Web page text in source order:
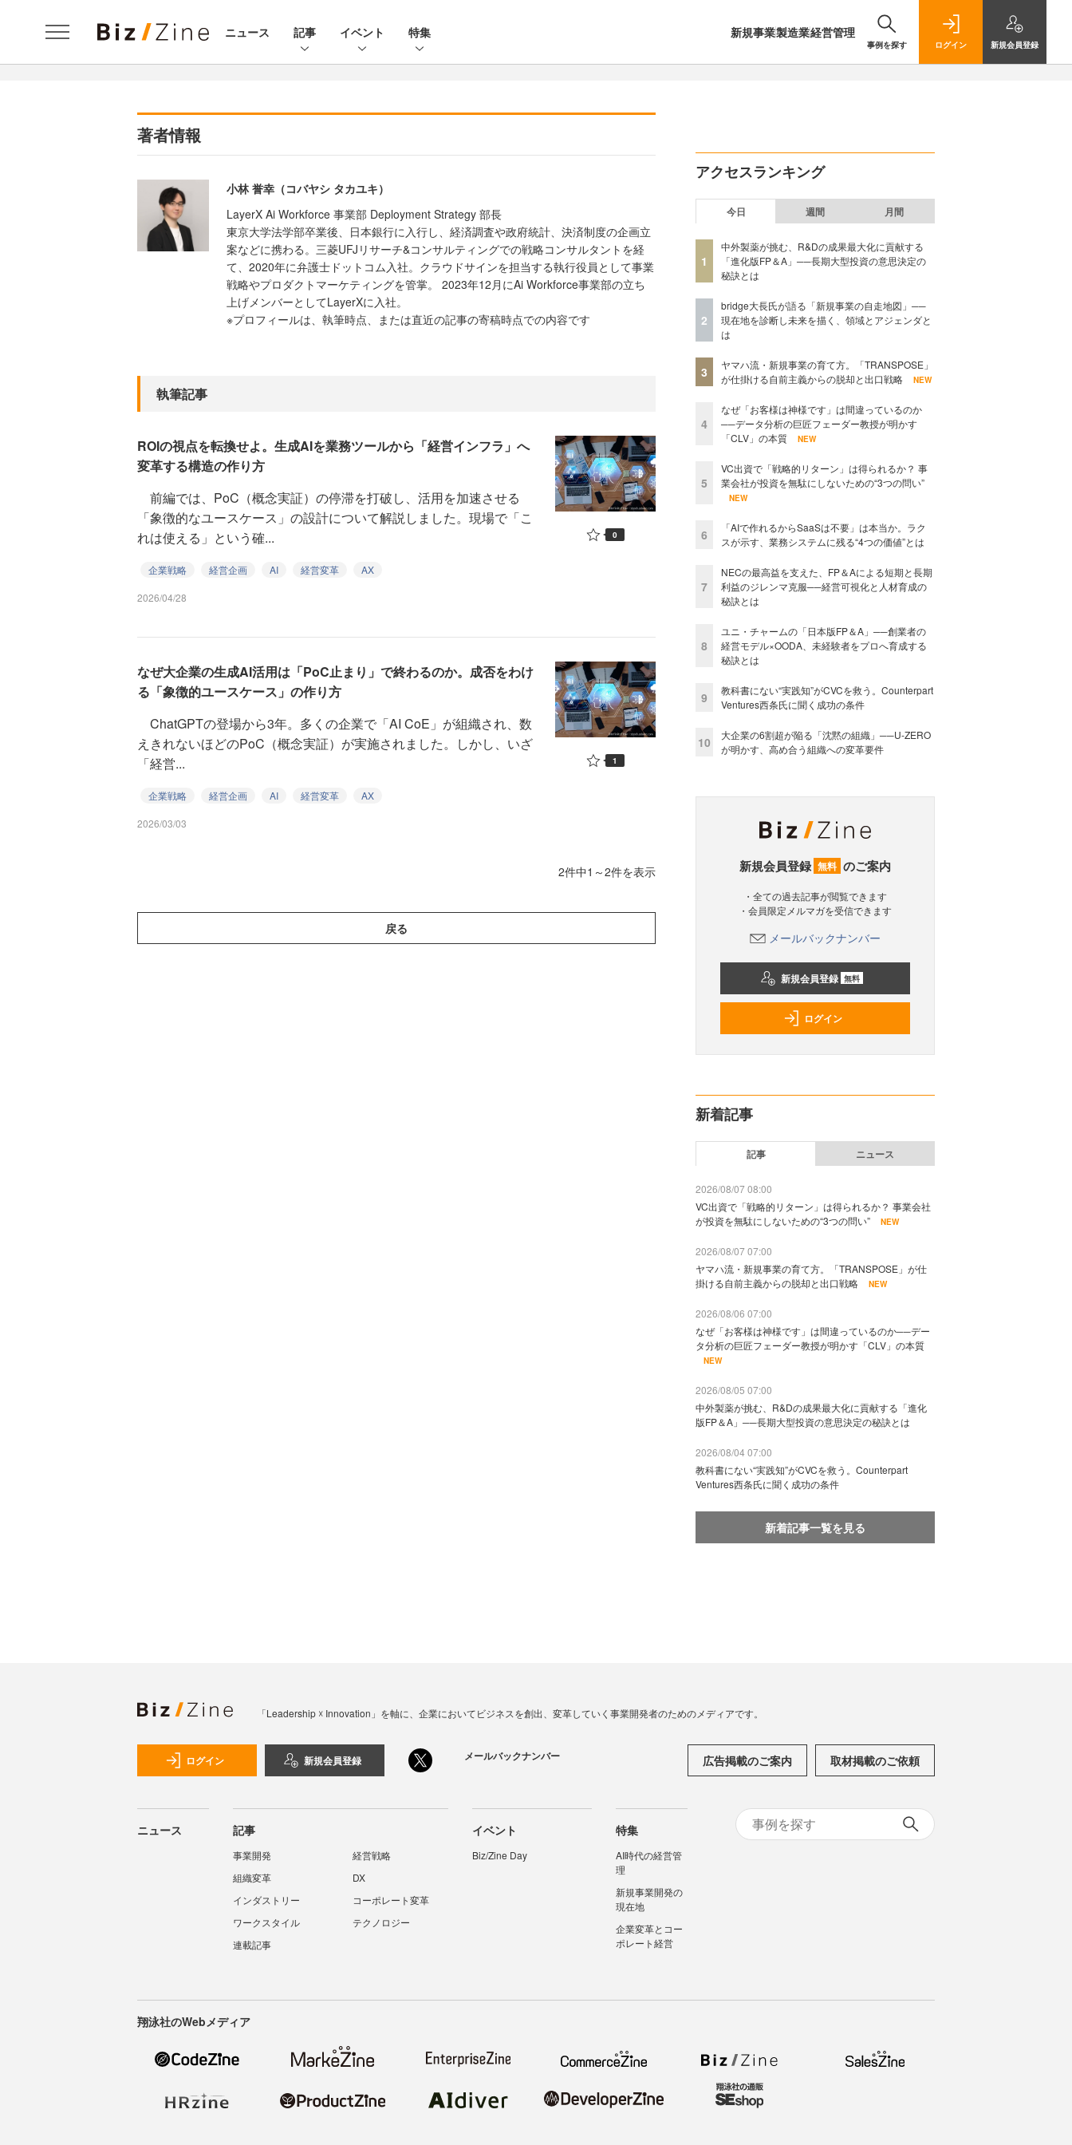
ニュース 記事 イベント 特集 新規事業製造業経営管理
事例を探す ログイン 新規会員登録
著者情報
小林 誉幸（コバヤシ タカユキ）
LayerX Ai Workforce 事業部 Deployment Strategy 部長
東京大学法学部卒業後、日本銀行に入行し、経済調査や政府統計、決済制度の企画立
案などに携わる。三菱UFJリサーチ&コンサルティングでの戦略コンサルタントを経
て、2020年に弁護士ドットコム入社。クラウドサインを担当する執行役員として事業
戦略やプロダクトマーケティングを管掌。 2023年12月にAi Workforce事業部の立ち
上げメンバーとしてLayerXに入社。
※プロフィールは、執筆時点、または直近の記事の寄稿時点での内容です
執筆記事
ROIの視点を転換せよ。生成AIを業務ツールから「経営インフラ」へ
変革する構造の作り方
前編では、PoC（概念実証）の停滞を打破し、活用を加速させる
「象徴的なユースケース」の設計について解説しました。現場で「こ
れは使える」という確...
企業戦略 経営企画 AI 経営変革 AX
2026/04/28
0
なぜ大企業の生成AI活用は「PoC止まり」で終わるのか。成否をわけ
る「象徴的ユースケース」の作り方
ChatGPTの登場から3年。多くの企業で「AI CoE」が組織され、数
えきれないほどのPoC（概念実証）が実施されました。しかし、いざ
「経営...
企業戦略 経営企画 AI 経営変革 AX
2026/03/03
1
2件中1～2件を表示
戻る
アクセスランキング
今日 週間 月間
1
中外製薬が挑む、R&Dの成果最大化に貢献する
「進化版FP＆A」──長期大型投資の意思決定の
秘訣とは
2
bridge大長氏が語る「新規事業の自走地図」──
現在地を診断し未来を描く、領域とアジェンダと
は
3
ヤマハ流・新規事業の育て方。「TRANSPOSE」
が仕掛ける自前主義からの脱却と出口戦略
NEW
4
なぜ「お客様は神様です」は間違っているのか
──データ分析の巨匠フェーダー教授が明かす
「CLV」の本質
NEW
5
VC出資で「戦略的リターン」は得られるか？ 事
業会社が投資を無駄にしないための“3つの問い”
NEW
6
「AIで作れるからSaaSは不要」は本当か。ラク
スが示す、業務システムに残る“4つの価値”とは
7
NECの最高益を支えた、FP＆Aによる短期と長期
利益のジレンマ克服──経営可視化と人材育成の
秘訣とは
8
ユニ・チャームの「日本版FP＆A」──創業者の
経営モデル×OODA、未経験者をプロへ育成する
秘訣とは
9
教科書にない“実践知”がCVCを救う。Counterpart
Ventures西条氏に聞く成功の条件
10
大企業の6割超が陥る「沈黙の組織」──U-ZERO
が明かす、高め合う組織への変革要件
新規会員登録 無料 のご案内
・全ての過去記事が閲覧できます
・会員限定メルマガを受信できます
メールバックナンバー
新規会員登録 無料
ログイン
新着記事
記事 ニュース
2026/08/07 08:00
VC出資で「戦略的リターン」は得られるか？ 事業会社
が投資を無駄にしないための“3つの問い”
NEW
2026/08/07 07:00
ヤマハ流・新規事業の育て方。「TRANSPOSE」が仕
掛ける自前主義からの脱却と出口戦略
NEW
2026/08/06 07:00
なぜ「お客様は神様です」は間違っているのか──デー
タ分析の巨匠フェーダー教授が明かす「CLV」の本質
NEW
2026/08/05 07:00
中外製薬が挑む、R&Dの成果最大化に貢献する「進化
版FP＆A」──長期大型投資の意思決定の秘訣とは
2026/08/04 07:00
教科書にない“実践知”がCVCを救う。Counterpart
Ventures西条氏に聞く成功の条件
新着記事一覧を見る
「Leadership ☓ Innovation」を軸に、企業においてビジネスを創出、変革していく事業開発者のためのメディアです。
ログイン 新規会員登録 メールバックナンバー 広告掲載のご案内 取材掲載のご依頼
ニュース 記事
事業開発
経営戦略
組織変革
DX
インダストリー
コーポレート変革
ワークスタイル
テクノロジー
連載記事
イベント
Biz/Zine Day
特集
AI時代の経営管
理
新規事業開発の
現在地
企業変革とコー
ポレート経営
翔泳社のWebメディア